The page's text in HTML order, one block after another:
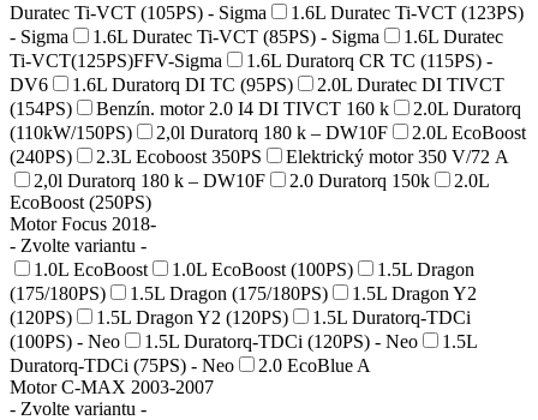
Duratec Ti-VCT (105PS) - Sigma
1.6L Duratec Ti-VCT (123PS)
- Sigma
1.6L Duratec Ti-VCT (85PS) - Sigma
1.6L Duratec
Ti-VCT(125PS)FFV-Sigma
1.6L Duratorq CR TC (115PS) -
DV6
1.6L Duratorq DI TC (95PS)
2.0L Duratec DI TIVCT
(154PS)
Benzín. motor 2.0 I4 DI TIVCT 160 k
2.0L Duratorq
(110kW/150PS)
2,0l Duratorq 180 k – DW10F
2.0L EcoBoost
(240PS)
2.3L Ecoboost 350PS
Elektrický motor 350 V/72 A
2,0l Duratorq 180 k – DW10F
2.0 Duratorq 150k
2.0L
EcoBoost (250PS)
Motor Focus 2018-
- Zvolte variantu -
1.0L EcoBoost
1.0L EcoBoost (100PS)
1.5L Dragon
(175/180PS)
1.5L Dragon (175/180PS)
1.5L Dragon Y2
(120PS)
1.5L Dragon Y2 (120PS)
1.5L Duratorq-TDCi
(100PS) - Neo
1.5L Duratorq-TDCi (120PS) - Neo
1.5L
Duratorq-TDCi (75PS) - Neo
2.0 EcoBlue A
Motor C-MAX 2003-2007
- Zvolte variantu -